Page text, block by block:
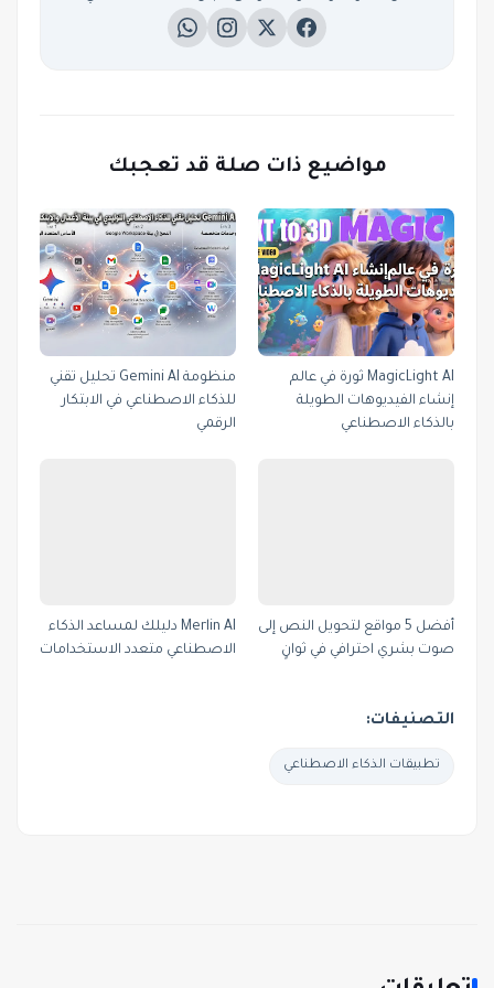
مواضيع ذات صلة قد تعجبك
MagicLight AI ثورة في عالم
إنشاء الفيديوهات الطويلة
بالذكاء الاصطناعي
منظومة Gemini AI تحليل تقني
للذكاء الاصطناعي في الابتكار
الرقمي
أفضل 5 مواقع لتحويل النص إلى
صوت بشري احترافي في ثوانٍ
Merlin AI دليلك لمساعد الذكاء
الاصطناعي متعدد الاستخدامات
التصنيفات:
تطبيقات الذكاء الاصطناعي